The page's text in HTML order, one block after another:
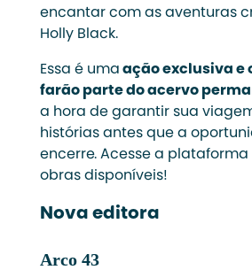
encantar com as aventuras
Holly Black.
Essa é uma ação exclusiva e
farão parte do acervo
a hora de garantir sua
histórias antes que a
encerre. Acesse a
obras disponíveis!
Nova editora
Arco 43